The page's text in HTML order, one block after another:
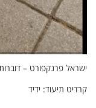
ישראל פרנקפורט – דוברות
קרדיט תיעוד: ידיד